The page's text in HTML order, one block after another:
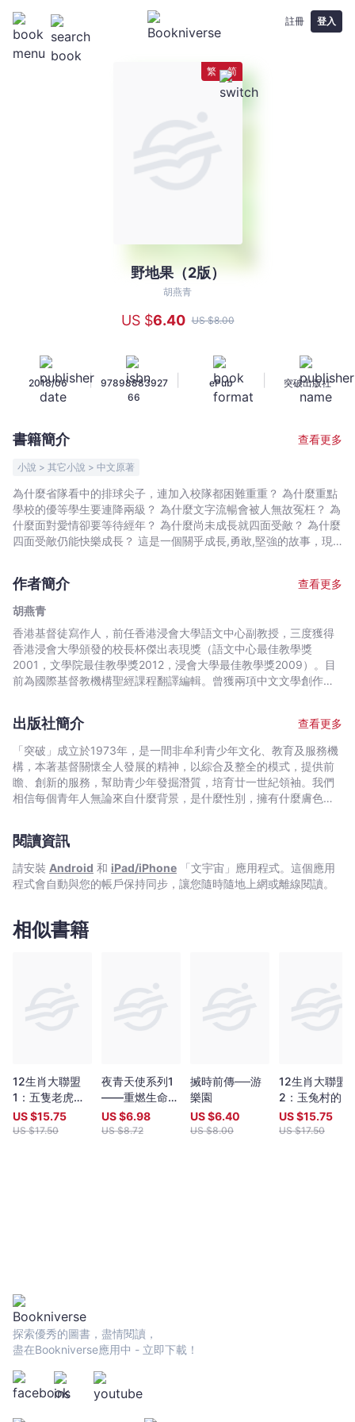
註冊 登入
繁 简
-
文
宙
｜
Bookniverse
野地果（2版）
胡燕青
US $6.40 US $8.00
2018/06 |
97898883927
66
ePub 突破出版社
書籍簡介 查看更多
小說 > 其它小說 > 中文原著
為什麼省隊看中的排球尖子，連加入校隊都困難重重？ 為什麼重點
學校的優等學生要連降兩級？ 為什麼文字流暢會被人無故冤枉？ 為
什麼面對愛情卻要等待經年？ 為什麼尚未成長就四面受敵？ 為什麼
四面受敵仍能快樂成長？ 這是一個關乎成長,勇敢,堅強的故事，現
少年文學作品。
作者簡介
查看更多
胡燕青
香港基督徒寫作人，前任香港浸會大學語文中心副教授，三度獲得
香港浸會大學頒發的校長杯傑出表現獎（語文中心最佳教學獎
2001，文學院最佳教學獎2012，浸會大學最佳教學獎2009）。目
前為國際基督教機構聖經課程翻譯編輯。曾獲兩項中文文學創作獎
人》，《剪髮》）；2016年散文集《長椅的兩頭》獲得「香港金閱
獎」，其他獎項包括三項香港中文文學雙年獎首獎（詩集《地車
裏》，少年小說《一米四八》及散文集《蝦子香》）；2003年獲香
港藝術發展局頒發的「藝術成就獎」（文學藝術）。著作超過五十
種。
出版社簡介
查看更多
「突破」成立於1973年，是一間非牟利青少年文化、教育及服務機
構，本著基督關懷全人發展的精神，以綜合及整全的模式，提供前
瞻、創新的服務，幫助青少年發掘潛質，培育廿一世紀領袖。我們
相信每個青年人無論來自什麼背景，是什麼性別，擁有什麼膚色，
閱讀資訊
請安裝 Android 和 iPad/iPhone 「文宇宙」應用程式。這個應用
程式會自動與您的帳戶保持同步，讓您隨時隨地上網或離線閱讀。
相似書籍
12生肖大聯盟
1：五隻老虎開
記者會
US $15.75
US $17.50
夜青天使系列1
——重燃生命的
亮光
US $6.98
US $8.72
搣時前傳──游
樂園
US $6.40
US $8.00
12生肖大聯盟
2：玉兔村的園
遊會不一樣
US $15.75
US $17.50
探索優秀的圖書，盡情閱讀，
盡在Bookniverse應用中 - 立即下載！